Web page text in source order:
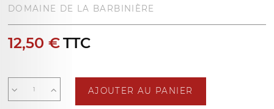
DOMAINE DE LA BARBINIÈRE
12,50 €TTC
AJOUTER AU PANIER